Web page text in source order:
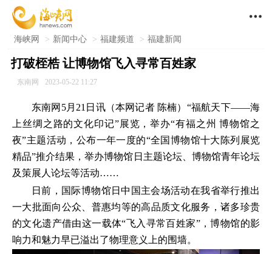

海峡网 > 新闻中心 > 福建频道 > 福建新闻
打破桎梏 让博物馆飞入寻常百姓家
东南网 2023-05-22 11:27
东南网5月21日讯（本网记者 陈楠）“福航天下——海
上丝绸之路的文化印记”展览，举办“有福之州 博物馆之
夜”主题活动，公布一年一度的“全国博物馆十大陈列展览
精品”推介结果，举办博物馆日主题论坛、博物馆青年论坛
及策展人论坛等活动……
日前，国际博物馆日中国主会场活动在我省举行推出
一大批面向公众、普惠均等的高品质文化服务，诸多珍贵
的文化遗产借由这一载体“飞入寻常百姓家”，博物馆的影
响力和魅力早已溢出了物理意义上的围墙。